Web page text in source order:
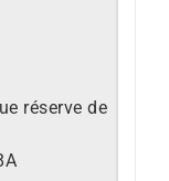
réserve de